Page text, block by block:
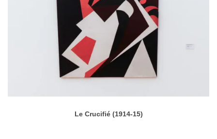
Le Crucifié (1914-15)